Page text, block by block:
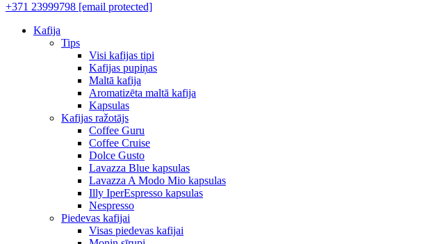
+371 23999798 [email protected]
Kafija
Tips
Visi kafijas tipi
Kafijas pupiņas
Maltā kafija
Aromatizēta maltā kafija
Kapsulas
Kafijas ražotājs
Coffee Guru
Coffee Cruise
Dolce Gusto
Lavazza Blue kapsulas
Lavazza A Modo Mio kapsulas
Illy IperEspresso kapsulas
Nespresso
Piedevas kafijai
Visas piedevas kafijai